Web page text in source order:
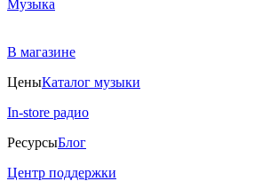
Музыка
В магазине
ЦеныКаталог музыки
In-store радио
РесурсыБлог
Центр поддержки